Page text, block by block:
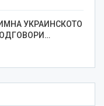
УКРАИНСКОТО